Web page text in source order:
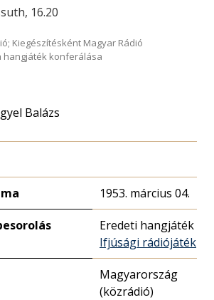
16.20
Kiegészítésként Magyar Rádió
hangjáték konferálása
Balázs
1953. március 04.
Eredeti hangjáték
Ifjúsági rádiójáték
Magyarország
(közrádió)